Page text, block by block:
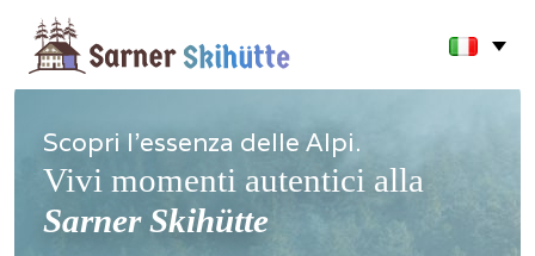
Scopri l'essenza delle Alpi.
Vivi momenti autentici alla
Sarner Skihütte